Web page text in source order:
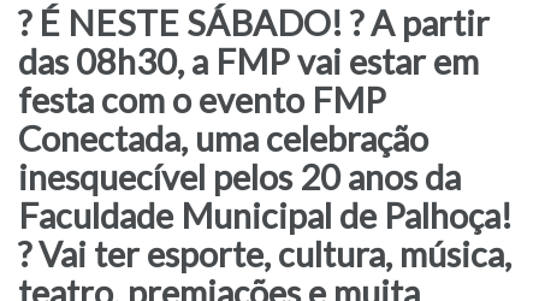
? É NESTE SÁBADO! ? A partir
das 08h30, a FMP vai estar em
festa com o evento FMP
Conectada, uma celebração
inesquecível pelos 20 anos da
Faculdade Municipal de Palhoça!
? Vai ter esporte, cultura, música,
teatro, premiações e muita